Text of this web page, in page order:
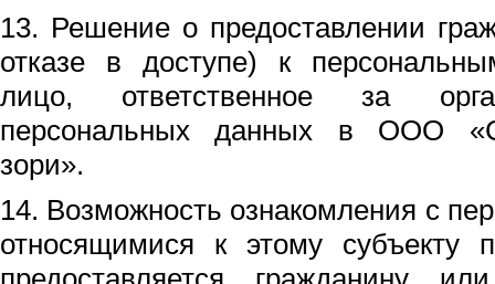
13. Решение о предоставлении
отказе в доступе) к
лицо, ответственное за
персональных данных в ООО
зори».
14. Возможность ознакомления с
относящимися к этому субъекту